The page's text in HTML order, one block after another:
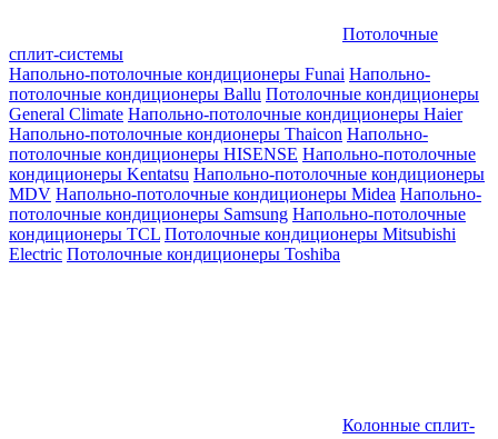
Потолочные
сплит-системы
Напольно-потолочные кондиционеры Funai Напольно-
потолочные кондиционеры Ballu Потолочные кондиционеры
General Climate Напольно-потолочные кондиционеры Haier
Напольно-потолочные кондионеры Thaicon Напольно-
потолочные кондиционеры HISENSE Напольно-потолочные
кондиционеры Kentatsu Напольно-потолочные кондиционеры
MDV Напольно-потолочные кондиционеры Midea Напольно-
потолочные кондиционеры Samsung Напольно-потолочные
кондиционеры TCL Потолочные кондиционеры Mitsubishi
Electric Потолочные кондиционеры Toshiba
Колонные сплит-